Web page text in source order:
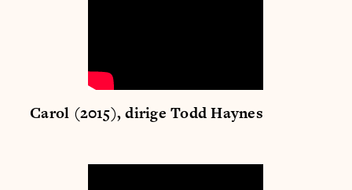
Carol (2015), dirige Todd Haynes